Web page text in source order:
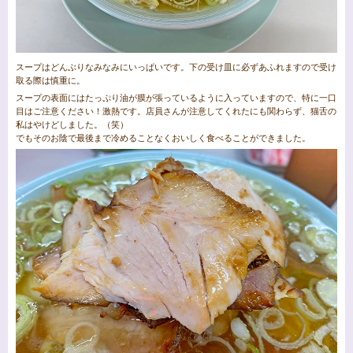
スープはどんぶりなみなみにいっぱいです。下の受け皿に必ずあふれますので受け
取る際は慎重に。
スープの表面にはたっぷり油が膜が張っているように入っていますので、特に一口
目はご注意ください！激熱です。店員さんが注意してくれたにも関わらず、猫舌の
私はやけどしました。（笑）
でもそのお陰で最後まで冷めることなくおいしく食べることができました。